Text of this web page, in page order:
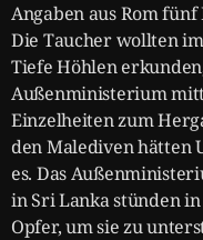
Angaben aus Rom
Die Taucher wollten
Tiefe Höhlen
Außenministerium
Einzelheiten zum
den Malediven hätten
es. Das
in Sri Lanka stünden
Opfer, um sie zu